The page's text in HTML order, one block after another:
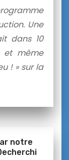
Une
dans 10
et même
! » sur la
notre